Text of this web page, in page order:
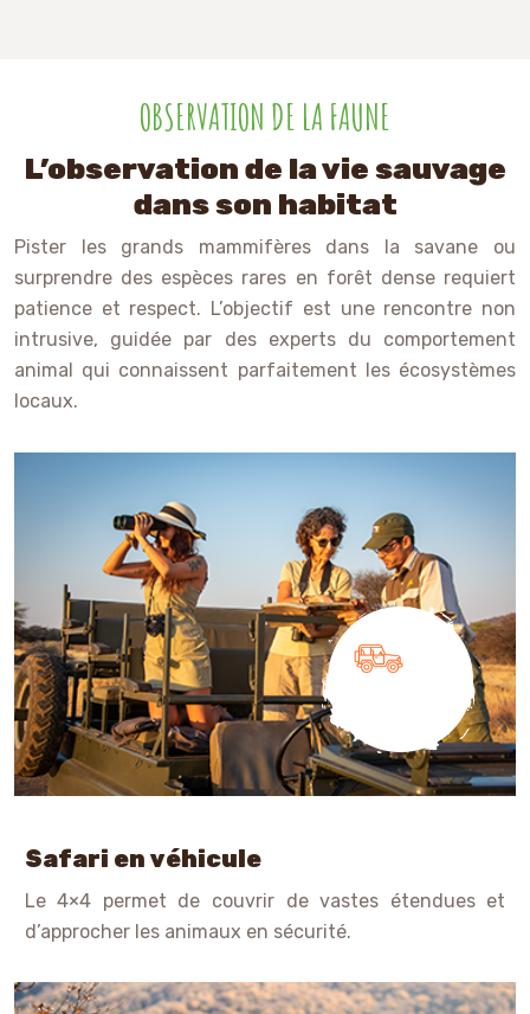
OBSERVATION DE LA FAUNE
L’observation de la vie sauvage
dans son habitat
Pister les grands mammifères dans la savane ou
surprendre des espèces rares en forêt dense requiert
patience et respect. L’objectif est une rencontre non
intrusive, guidée par des experts du comportement
animal qui connaissent parfaitement les écosystèmes
locaux.
Safari en véhicule
Le 4×4 permet de couvrir de vastes étendues et
d’approcher les animaux en sécurité.